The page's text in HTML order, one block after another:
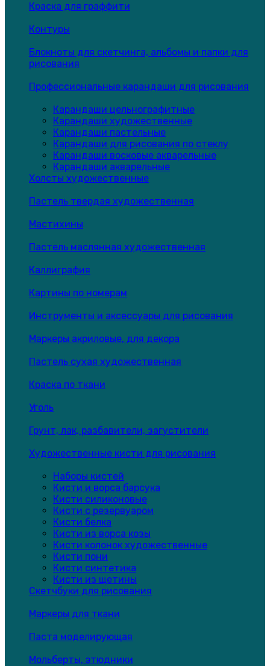
Краска для граффити
Контуры
Блокноты для скетчинга, альбомы и папки для
рисования
Профессиональные карандаши для рисования
Карандаши цельнографитные
Карандаши художественные
Карандаши пастельные
Карандаши для рисования по стеклу
Карандаши восковые акварельные
Карандаши акварельные
Холсты художественные
Пастель твердая художественная
Мастихины
Пастель маслянная художественная
Каллиграфия
Картины по номерам
Инструменты и аксессуары для рисования
Маркеры акриловые, для декора
Пастель сухая художественная
Краска по ткани
Уголь
Грунт, лак, разбавители, загустители
Художественные кисти для рисования
Наборы кистей
Кисти и ворса барсука
Кисти силиконовые
Кисти с резервуаром
Кисти белка
Кисти из ворса козы
Кисти колонок художественные
Кисти пони
Кисти синтетика
Кисти из щетины
Скетчбуки для рисования
Маркеры для ткани
Паста моделирующая
Мольберты, этюдники